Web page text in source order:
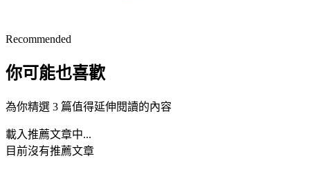
Recommended
你可能也喜歡
為你精選 3 篇值得延伸閱讀的內容
載入推薦文章中...
目前沒有推薦文章